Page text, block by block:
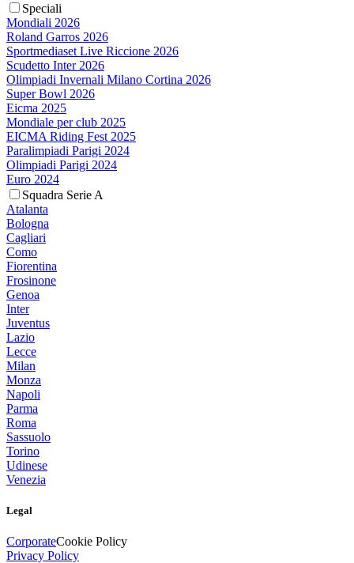
Speciali
Mondiali 2026
Roland Garros 2026
Sportmediaset Live Riccione 2026
Scudetto Inter 2026
Olimpiadi Invernali Milano Cortina 2026
Super Bowl 2026
Eicma 2025
Mondiale per club 2025
EICMA Riding Fest 2025
Paralimpiadi Parigi 2024
Olimpiadi Parigi 2024
Euro 2024
Squadra Serie A
Atalanta
Bologna
Cagliari
Como
Fiorentina
Frosinone
Genoa
Inter
Juventus
Lazio
Lecce
Milan
Monza
Napoli
Parma
Roma
Sassuolo
Torino
Udinese
Venezia
Legal
CorporateCookie Policy
Privacy Policy